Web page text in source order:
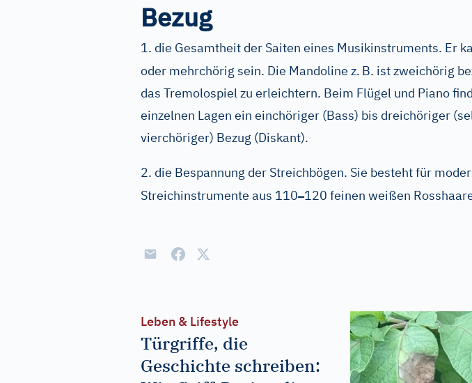
Bezug
1. die Gesamtheit der Saiten eines Musikinstruments. Er
oder mehrchörig sein. Die Mandoline z. B. ist zweichörig
das Tremolospiel zu erleichtern. Beim Flügel und Piano
einzelnen Lagen ein einchöriger (Bass) bis dreichöriger
vierchöriger) Bezug (Diskant).
2. die Bespannung der Streichbögen. Sie besteht für
Streichinstrumente aus 110–120 feinen weißen
Leben & Lifestyle
Türgriffe, die
Geschichte schreiben: